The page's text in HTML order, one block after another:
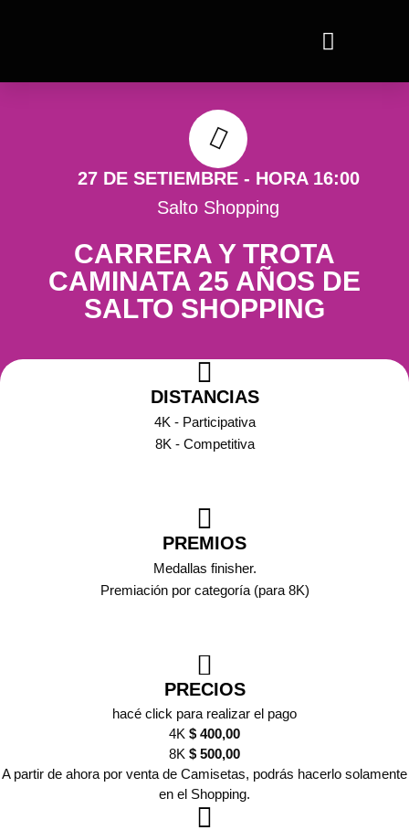
27 DE SETIEMBRE - HORA 16:00
Salto Shopping
CARRERA Y TROTA
CAMINATA 25 AÑOS DE
SALTO SHOPPING
DISTANCIAS
4K - Participativa
8K - Competitiva
PREMIOS
Medallas finisher.
Premiación por categoría (para 8K)
PRECIOS
hacé click para realizar el pago
4K $ 400,00
8K $ 500,00
A partir de ahora por venta de Camisetas, podrás hacerlo solamente
en el Shopping.